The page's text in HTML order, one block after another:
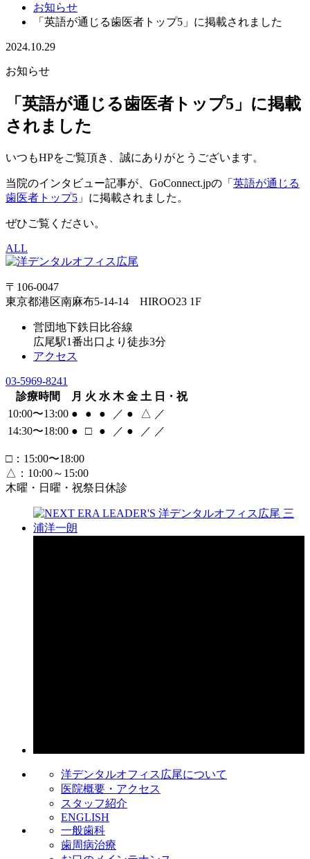
お知らせ
「英語が通じる歯医者トップ5」に掲載されました
2024.10.29
お知らせ
「英語が通じる歯医者トップ5」に掲載
されました
いつもHPをご覧頂き、誠にありがとうございます。
当院のインタビュー記事が、GoConnect.jpの「 英語が通じる
歯医者トップ5 」に掲載されました。
ぜひご覧ください。
ALL
〒106-0047
東京都港区南麻布5-14-14 HIROO23 1F
営団地下鉄日比谷線
広尾駅1番出口より徒歩3分
アクセス
03-5969-8241
診療時間
月 火 水 木 金 土 日・祝
10:00〜13:00 ● ● ● ／ ● △ ／
14:30〜18:00 ● □ ● ／ ● ／ ／
□ ：15:00〜18:00
△ ：10:00～15:00
木曜・日曜・祝祭日休診
洋デンタルオフィス広尾について
医院概要・アクセス
スタッフ紹介
ENGLISH
一般歯科
歯周病治療